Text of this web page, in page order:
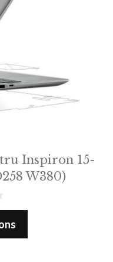
Inspiron 15-
W380)